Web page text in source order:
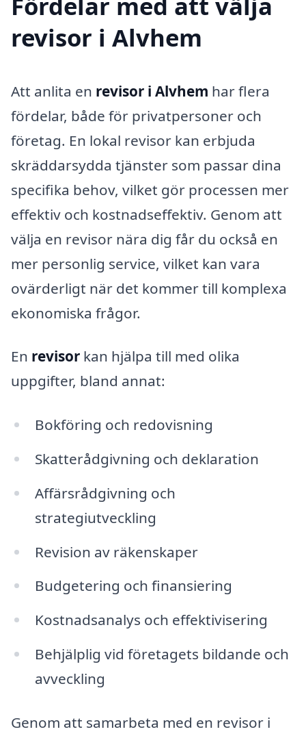
revisor i Alvhem
Att anlita en revisor i Alvhem har flera
fördelar, både för privatpersoner och
företag. En lokal revisor kan erbjuda
skräddarsydda tjänster som passar dina
specifika behov, vilket gör processen mer
effektiv och kostnadseffektiv. Genom att
välja en revisor nära dig får du också en
mer personlig service, vilket kan vara
ovärderligt när det kommer till komplexa
ekonomiska frågor.
En revisor kan hjälpa till med olika
uppgifter, bland annat:
Bokföring och redovisning
Skatterådgivning och deklaration
Affärsrådgivning och
strategiutveckling
Revision av räkenskaper
Budgetering och finansiering
Kostnadsanalys och effektivisering
Behjälplig vid företagets bildande och
avveckling
Genom att samarbeta med en revisor i